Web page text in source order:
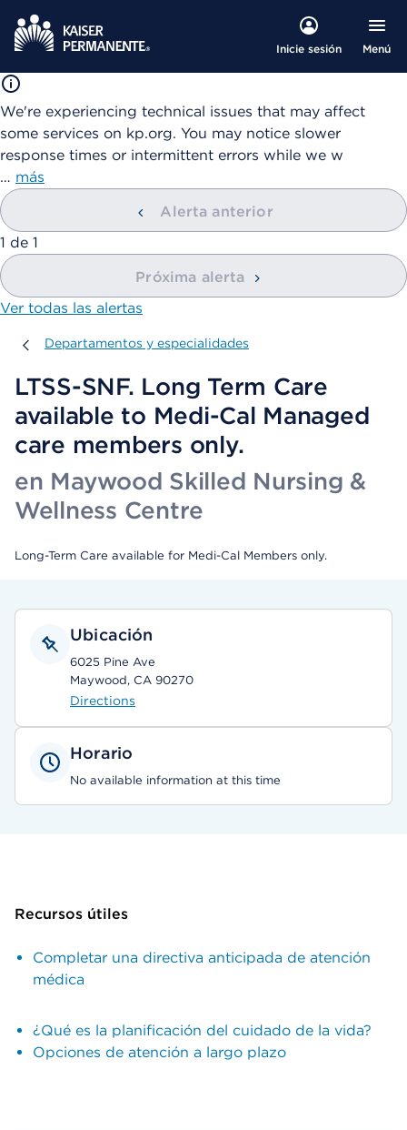
Inicie sesión Menú
We're experiencing technical issues that may affect
some services on kp.org. You may notice slower
response times or intermittent errors while we w
… más
Alerta anterior
mostrando
1 de 1
Próxima alerta
Ver todas las alertas
Departamentos y especialidades
Departamentos y especialidades
LTSS-SNF. Long Term Care
available to Medi-Cal Managed
care members only.
en Maywood Skilled Nursing &
Wellness Centre
Long-Term Care available for Medi-Cal Members only.
Ubicación
6025 Pine Ave
Maywood, CA 90270
Directions
Horario
No available information at this time
Recursos útiles
Completar una directiva anticipada de atención
médica
¿Qué es la planificación del cuidado de la vida?
Opciones de atención a largo plazo